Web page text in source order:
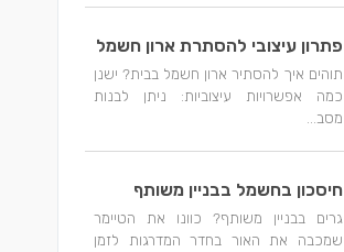
פתרון עיצובי להסתרת ארון חשמל
תוהים איך להסתיר ארון חשמל בבית? ישנן
כמה אפשרויות עיצוביות: ניתן לבנות
מסב...
חיסכון בחשמל בבניין משותף
גרים בבניין משותף? כוונו את הטיימר
שמכבה את האור בחדר המדרגות לזמן